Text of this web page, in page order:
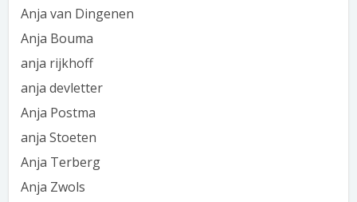
Anja van Dingenen
Anja Bouma
anja rijkhoff
anja devletter
Anja Postma
anja Stoeten
Anja Terberg
Anja Zwols